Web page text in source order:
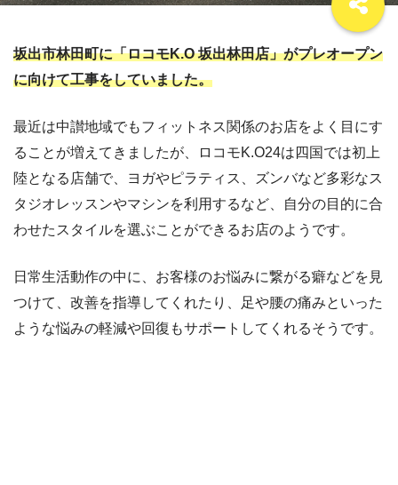
坂出市林田町に「ロコモK.O 坂出林田店」がプレオープン
に向けて工事をしていました。
最近は中讃地域でもフィットネス関係のお店をよく目にす
ることが増えてきましたが、ロコモK.O24は四国では初上
陸となる店舗で、ヨガやピラティス、ズンバなど多彩なス
タジオレッスンやマシンを利用するなど、自分の目的に合
わせたスタイルを選ぶことができるお店のようです。
日常生活動作の中に、お客様のお悩みに繋がる癖などを見
つけて、改善を指導してくれたり、足や腰の痛みといった
ような悩みの軽減や回復もサポートしてくれるそうです。